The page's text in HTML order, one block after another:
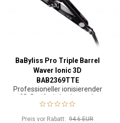
BaByliss Pro Triple Barrel
Waver Ionic 3D
BAB2369TTE
Professioneller ionisierender
3D-Dreifach-Lockenstab
Preis vor Rabatt: 94.6 EUR